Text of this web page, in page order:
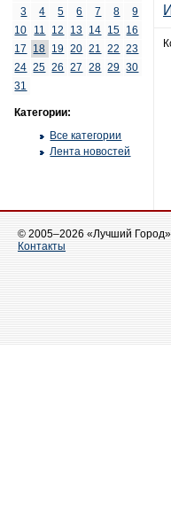
3
4 5 6 7 8
9
10
11 12 13 14 15 16
17
18 19 20 21 22
23
24 25 26 27 28 29 30
31
Категории:
Все категории
Лента новостей
© 2005–2026 «Лучший
Контакты